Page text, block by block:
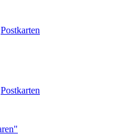
Postkarten
Postkarten